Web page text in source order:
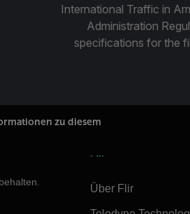
International Traffic in
Administration
specifications for the
zu diesem
Flir
Über Flir